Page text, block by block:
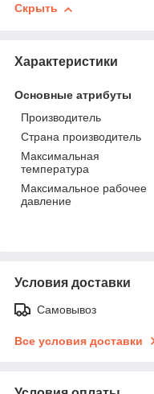
Скрыть
Характеристики
Основные атрибуты
Производитель
Страна производитель
Максимальная
температура
Максимальное рабочее
давление
Условия доставки
Самовывоз
Все условия доставки